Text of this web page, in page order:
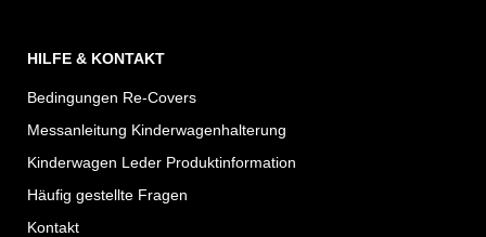
HILFE & KONTAKT
Bedingungen Re-Covers
Messanleitung Kinderwagenhalterung
Kinderwagen Leder Produktinformation
Häufig gestellte Fragen
Kontakt